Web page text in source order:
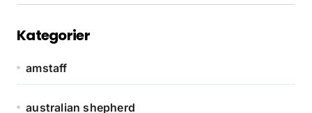
Kategorier
amstaff
australian shepherd